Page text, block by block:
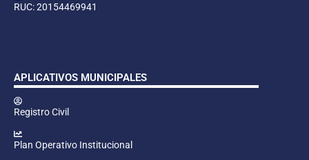
RUC: 20154469941
APLICATIVOS MUNICIPALES
Registro Civil
Plan Operativo Institucional